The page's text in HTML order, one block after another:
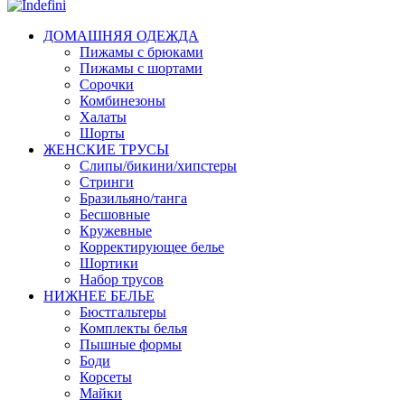
ДОМАШНЯЯ ОДЕЖДА
Пижамы с брюками
Пижамы с шортами
Сорочки
Комбинезоны
Халаты
Шорты
ЖЕНСКИЕ ТРУСЫ
Слипы/бикини/хипстеры
Стринги
Бразильяно/танга
Бесшовные
Кружевные
Корректирующее белье
Шортики
Набор трусов
НИЖНЕЕ БЕЛЬЕ
Бюстгальтеры
Комплекты белья
Пышные формы
Боди
Корсеты
Майки